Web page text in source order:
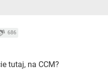
686
tutaj, na CCM?